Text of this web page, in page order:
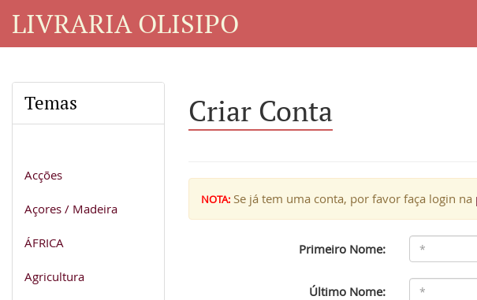
LIVRARIA OLISIPO
Temas
Acções
Açores / Madeira
ÁFRICA
Agricultura
Criar Conta
NOTA: Se já tem uma conta, por favor faça login na
Primeiro Nome:
Último Nome: